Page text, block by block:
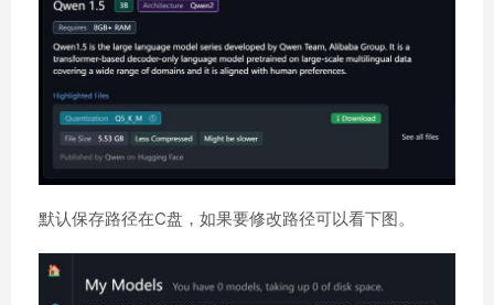
默认保存路径在C盘，如果要修改路径可以看下图。